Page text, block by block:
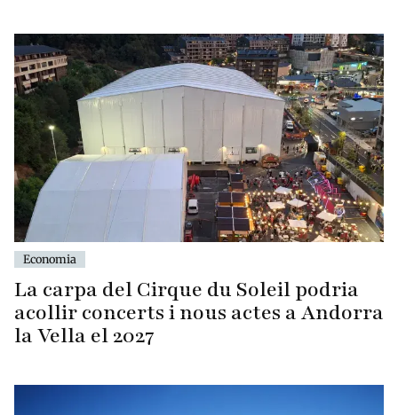
Economia
La carpa del Cirque du Soleil podria
acollir concerts i nous actes a Andorra
la Vella el 2027